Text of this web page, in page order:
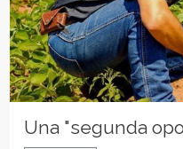
Una "segunda